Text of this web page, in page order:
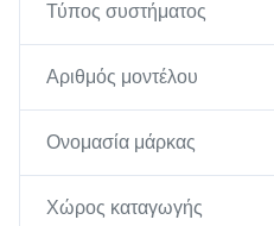
Τύπος συστήματος
Αριθμός μοντέλου
Ονομασία μάρκας
Χώρος καταγωγής